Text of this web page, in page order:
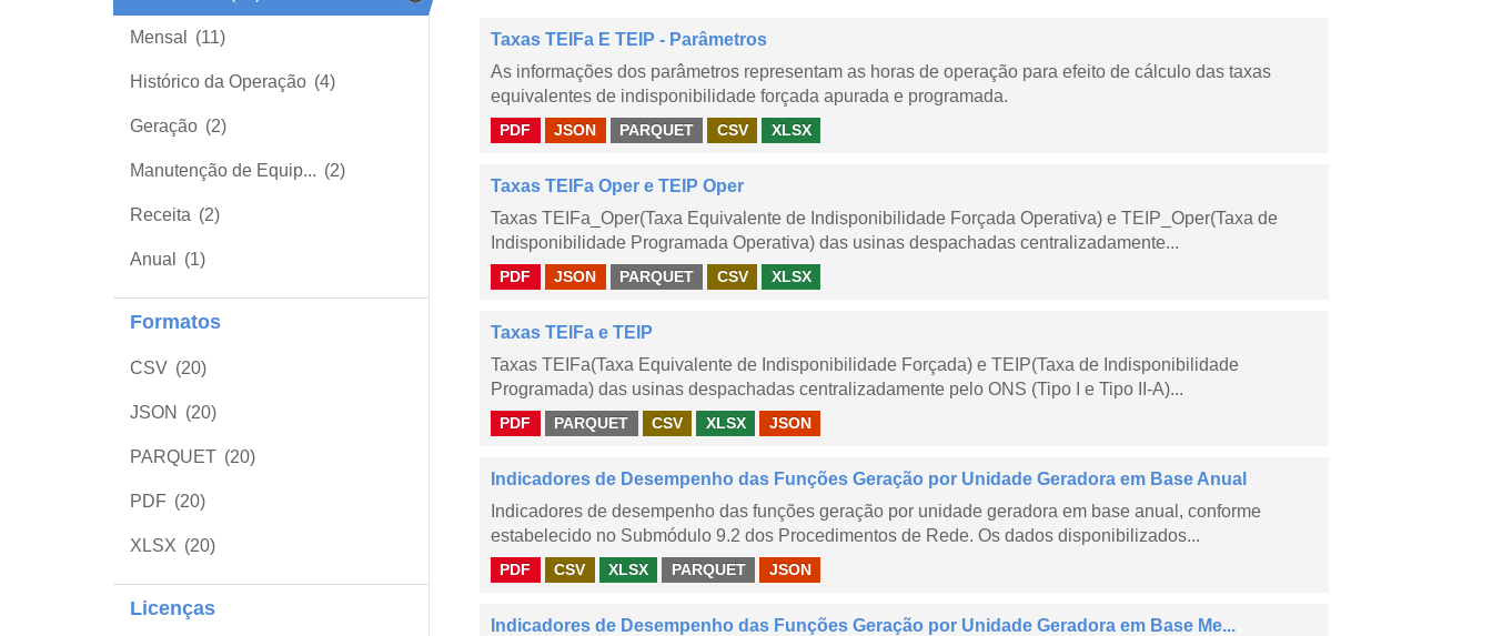
Mensal (11)
Histórico da Operação (4)
Geração (2)
Manutenção de Equip... (2)
Receita (2)
Anual (1)
Formatos
CSV (20)
JSON (20)
PARQUET (20)
PDF (20)
XLSX (20)
Licenças
Taxas TEIFa E TEIP - Parâmetros
As informações dos parâmetros representam as horas de operação para efeito de cálculo das taxas
equivalentes de indisponibilidade forçada apurada e programada.
PDF JSON PARQUET CSV XLSX
Taxas TEIFa Oper e TEIP Oper
Taxas TEIFa_Oper(Taxa Equivalente de Indisponibilidade Forçada Operativa) e TEIP_Oper(Taxa de
Indisponibilidade Programada Operativa) das usinas despachadas centralizadamente...
PDF JSON PARQUET CSV XLSX
Taxas TEIFa e TEIP
Taxas TEIFa(Taxa Equivalente de Indisponibilidade Forçada) e TEIP(Taxa de Indisponibilidade
Programada) das usinas despachadas centralizadamente pelo ONS (Tipo I e Tipo II-A)...
PDF PARQUET CSV XLSX JSON
Indicadores de Desempenho das Funções Geração por Unidade Geradora em Base Anual
Indicadores de desempenho das funções geração por unidade geradora em base anual, conforme
estabelecido no Submódulo 9.2 dos Procedimentos de Rede. Os dados disponibilizados...
PDF CSV XLSX PARQUET JSON
Indicadores de Desempenho das Funções Geração por Unidade Geradora em Base Me...